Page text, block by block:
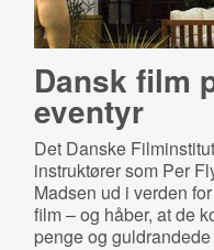
Dansk film
eventyr
Det Danske
instruktører som Per
Madsen ud i verden
film – og håber, at de
penge og